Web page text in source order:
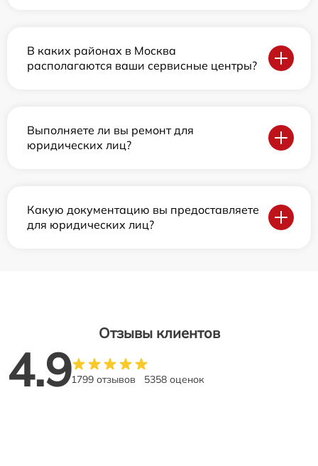
В каких районах в Москва
располагаются ваши сервисные центры?
Выполняете ли вы ремонт для
юридических лиц?
Какую документацию вы предоставляете
для юридических лиц?
Отзывы клиентов
4.91799 отзывов 5358 оценок